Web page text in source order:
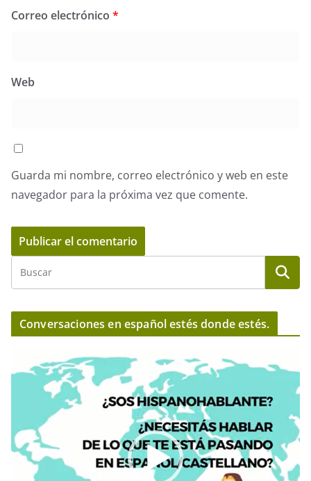
Correo electrónico *
Web
Guarda mi nombre, correo electrónico y web en este
navegador para la próxima vez que comente.
Conversaciones en español estés donde estés.
e
d